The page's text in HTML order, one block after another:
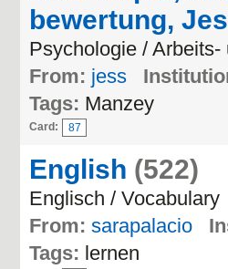
bewertung,
Psychologie /
From: jess
Tags: Manzey
Card: 87
English (522)
Englisch / Vocabulary
From: sarapalacio
Tags: lernen